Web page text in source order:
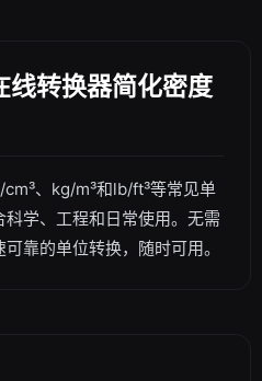
线转换器简化密度
、kg/m³和lb/ft³等常见单
学、工程和日常使用。无需
靠的单位转换，随时可用。